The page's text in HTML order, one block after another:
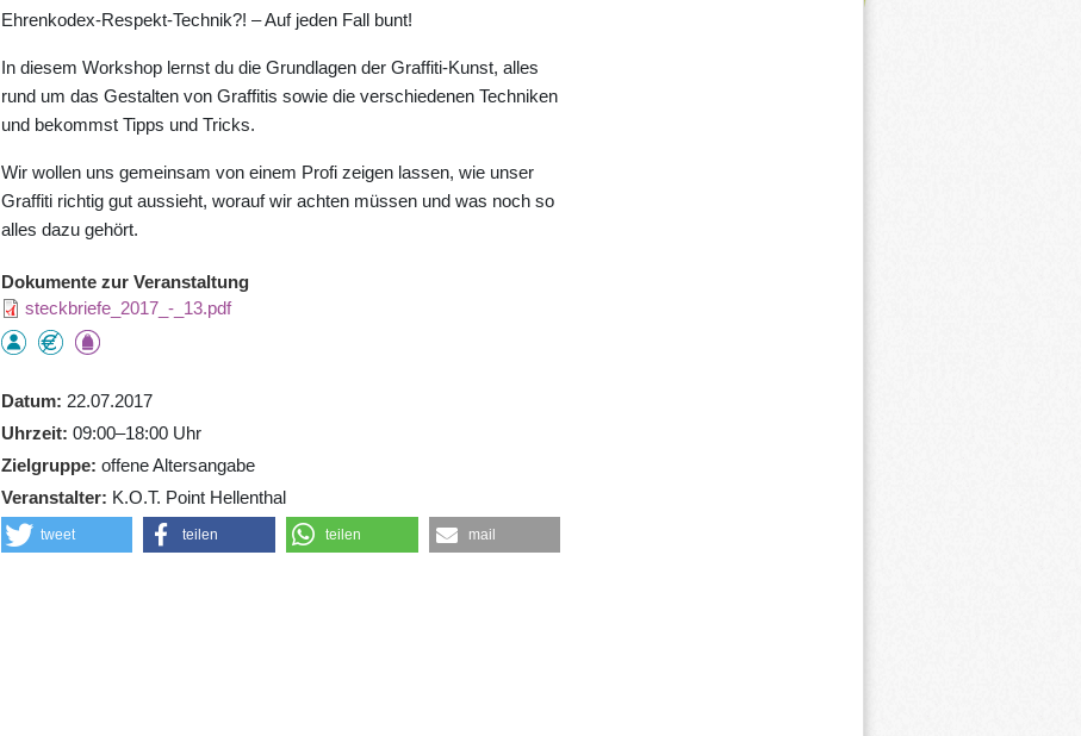
Ehrenkodex-Respekt-Technik?! – Auf jeden Fall bunt!
In diesem Workshop lernst du die Grundlagen der Graffiti-Kunst, alles
rund um das Gestalten von Graffitis sowie die verschiedenen Techniken
und bekommst Tipps und Tricks.
Wir wollen uns gemeinsam von einem Profi zeigen lassen, wie unser
Graffiti richtig gut aussieht, worauf wir achten müssen und was noch so
alles dazu gehört.
Dokumente zur Veranstaltung
steckbriefe_2017_-_13.pdf
Datum
22.07.2017
Uhrzeit 09:00–18:00 Uhr
Zielgruppe offene Altersangabe
Veranstalter
K.O.T. Point Hellenthal
tweet teilen teilen mail